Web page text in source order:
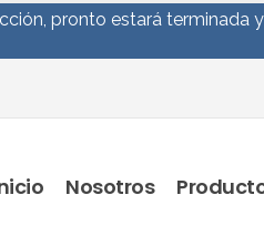
pronto estará
Nosotros